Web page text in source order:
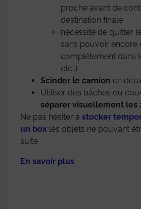
proche avant de
destination finale
nécessité de quitter
sans pouvoir encore
complètement dans
etc..).
Scinder le camion en
Utiliser des bâches ou
séparer visuellement les
Ne pas hésiter à stocker
un box les objets ne pouvant
suite
En savoir plus